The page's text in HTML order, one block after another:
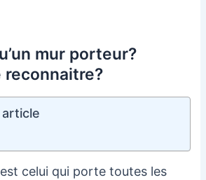
mur porteur?
reconnaitre?
celui qui porte toutes les